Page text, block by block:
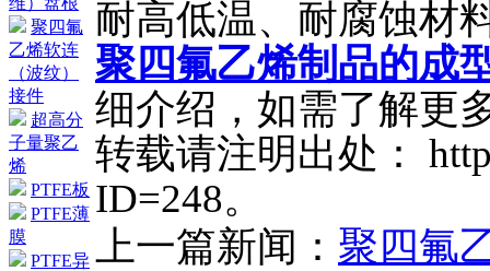
聚四氟
乙烯软连
（波纹）
接件
超高分
子量聚乙
烯
PTFE板
PTFE薄
膜
PTFE异
耐高低温、耐腐蚀材
聚四氟乙烯制品的成
细介绍，如需了解更
转载请注明出处：
ID=248。
上一篇新闻： 聚四氟